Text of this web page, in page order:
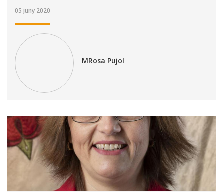
05 juny 2020
MRosa Pujol